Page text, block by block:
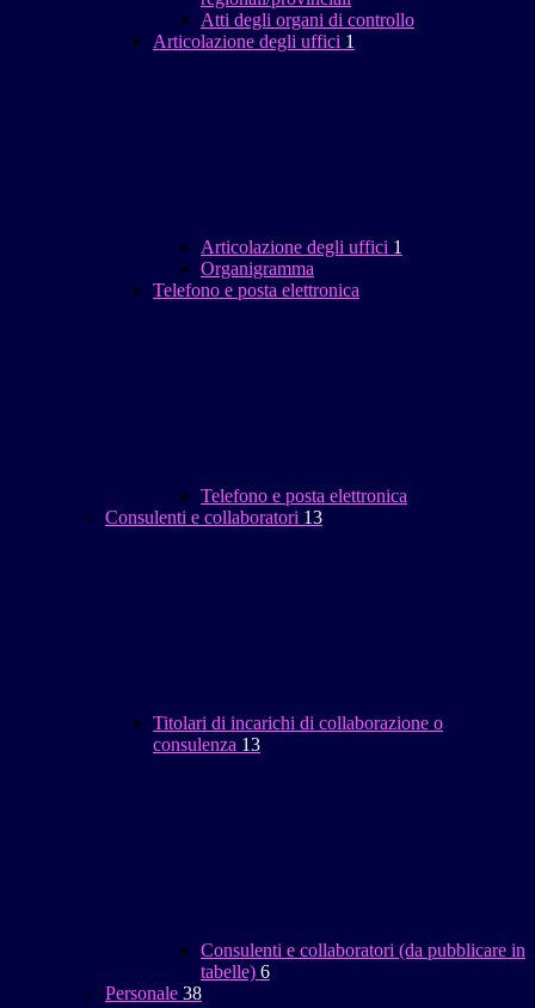
Atti degli organi di controllo
Articolazione degli uffici 1
Articolazione degli uffici 1
Organigramma
Telefono e posta elettronica
Telefono e posta elettronica
Consulenti e collaboratori 13
Titolari di incarichi di collaborazione o
consulenza 13
Consulenti e collaboratori (da pubblicare in
tabelle) 6
Personale 38